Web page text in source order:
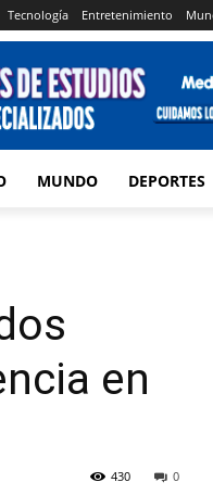
Tecnología Entretenimiento
MUNDO DEPORTES
en
0
430